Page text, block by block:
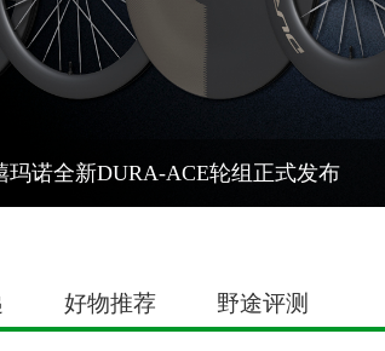
玛诺全新DURA-ACE轮组正式发布
好物推荐 野途评测